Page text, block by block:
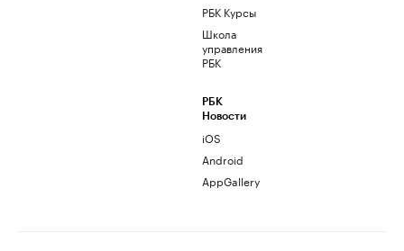
РБК Курсы
Школа
управления
РБК
РБК
Новости
iOS
Android
AppGallery